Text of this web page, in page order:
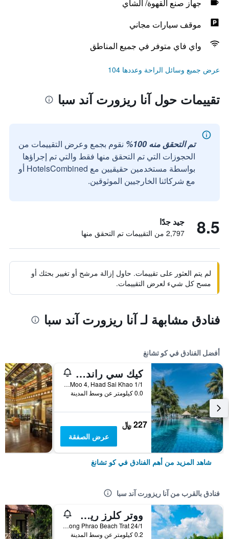
جهاز صنع القهوة/ الشاي
موقف سيارات مجاني
واي فاي متوفر في جميع المناطق
عرض جميع وسائل الراحة وعددها 104
تقييمات حول آنا ريزورت آند سبا
تم التحقق منه 100%
نقوم بجمع وعرض التقييمات من
الحجوزات التي تم التحقق منها فقط والتي تم إجراؤها
بواسطة مستخدمين حقيقيين مع HotelsCombined أو
مع شركائنا الخارجيين الموثوقين.
8.5 جيد جدًا
2,797 من التقييمات تم التحقق منها
لم يتم العثور على تقييمات. حاول إزالة مرشح أو تغيير بحثك أو
مسح كل شيء لعرض التقييمات.
فنادق مشابهة لـ آنا ريزورت آند سبا
أفضل الفنادق في كو تشانغ
كيك سي راند ريزورت كو تشانج
1/1 Moo 4, Haad Sai Khao, كو تشانغ, تايلاند
0.0 كيلومتر عن وسط المدينة
227 ﷼
عرض الصفقة
شاهد المزيد من أهم الفنادق في كو تشانغ
فنادق بالقرب من آنا ريزورت آند سبا
ووتر كلرز ريزورت
24/1 Moo 4 Klong Phrao Beach Trat, كو تشانغ, تايلاند
0.2 كيلومتر عن وسط المدينة